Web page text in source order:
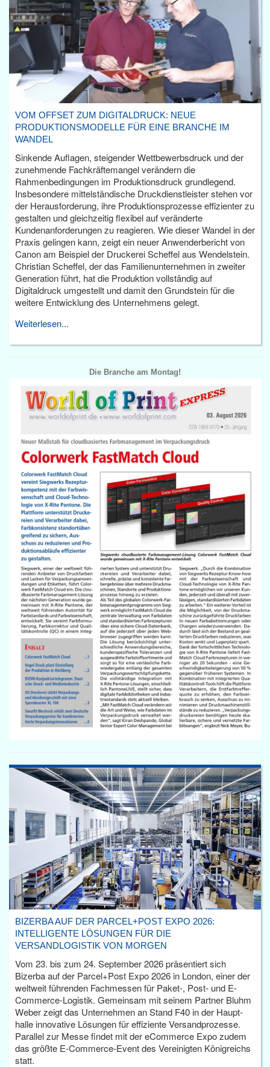
VOM OFFSET ZUM DIGITALDRUCK: NEUE
PRODUKTIONSMODELLE FÜR EINE BRANCHE IM
WANDEL
Sinkende Auflagen, steigender Wettbewerbsdruck und der
zunehmende Fachkräftemangel verändern die
Rahmenbedingungen im Produktionsdruck grundlegend.
Insbesondere mittelständische Druckdienstleister stehen vor
der Herausforderung, ihre Produktionsprozesse effizienter zu
gestalten und gleichzeitig flexibel auf veränderte
Kundenanforderungen zu reagieren. Wie dieser Wandel in der
Praxis gelingen kann, zeigt ein neuer Anwenderbericht von
Canon am Beispiel der Druckerei Scheffel aus Wendelstein.
Christian Scheffel, der das Familienunternehmen in zweiter
Generation führt, hat die Produktion vollständig auf
Digitaldruck umgestellt und damit den Grundstein für die
weitere Entwicklung des Unternehmens gelegt.
Weiterlesen...
Die Branche am Montag!
BIZERBA AUF DER PARCEL+POST EXPO 2026:
INTELLIGENTE LÖSUNGEN FÜR DIE
VERSANDLOGISTIK VON MORGEN
Vom 23. bis zum 24. September 2026 präsentiert sich
Bizerba auf der Parcel+Post Expo 2026 in London, einer der
weltweit führenden Fachmessen für Paket-, Post- und E-
Commerce-Logistik. Gemeinsam mit seinem Partner Bluhm
Weber zeigt das Unternehmen an Stand F40 in der Haupt­
halle innovative Lösungen für effiziente Versandprozesse.
Parallel zur Messe findet mit der eCommerce Expo zudem
das größte E-Commerce-Event des Vereinigten Königreichs
statt.